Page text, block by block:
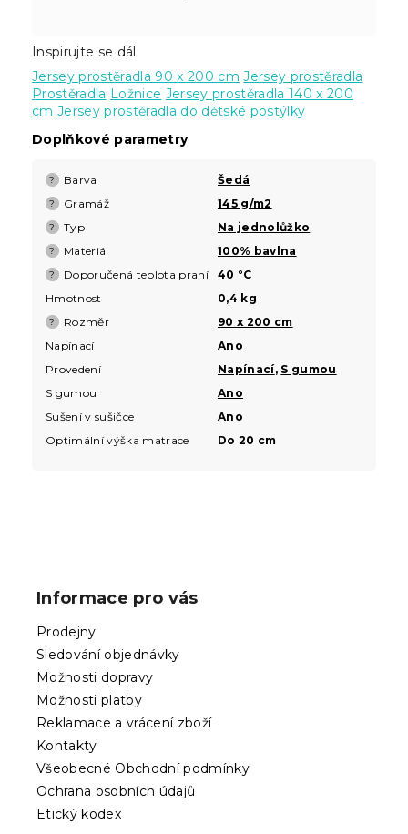
Inspirujte se dál
Jersey prostěradla 90 x 200 cm Jersey prostěradla
Prostěradla Ložnice Jersey prostěradla 140 x 200
cm Jersey prostěradla do dětské postýlky
Doplňkové parametry
? Barva Šedá
? Gramáž 145 g/m2
? Typ Na jednolůžko
? Materiál 100% bavlna
? Doporučená teplota praní
40 °C
Hmotnost
0,4 kg
? Rozměr
90 x 200 cm
Napínací
Ano
Provedení
Napínací, S gumou
S gumou
Ano
Sušení v sušičce
Ano
Optimální výška matrace
Do 20 cm
Informace pro vás
Prodejny
Sledování objednávky
Možnosti dopravy
Možnosti platby
Reklamace a vrácení zboží
Kontakty
Všeobecné Obchodní podmínky
Ochrana osobních údajů
Etický kodex